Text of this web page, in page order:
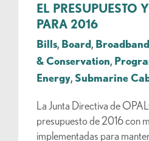
EL PRESUPUESTO
PARA 2016
Bills Board Broadband
& Conservation
Energy Submarine
La Junta Directiva de
presupuesto de 2016 con
implementadas para